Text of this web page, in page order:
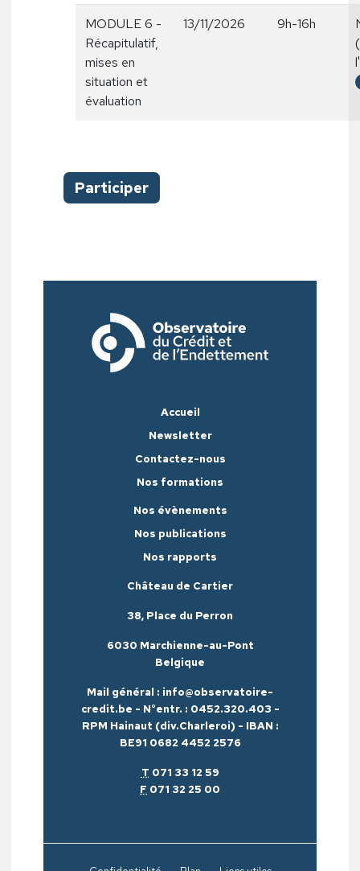
MODULE 6 -
Récapitulatif,
mises en
situation et
évaluation
13/11/2026 9h-16h
Participer
Accueil
Newsletter
Contactez-nous
Nos formations
Nos évènements
Nos publications
Nos rapports
Château de Cartier
38, Place du Perron
6030 Marchienne-au-Pont
Belgique
Mail général : info@observatoire-
credit.be - N°entr. : 0452.320.403 -
RPM Hainaut (div.Charleroi) - IBAN :
BE91 0682 4452 2576
T 071 33 12 59
F 071 32 25 00